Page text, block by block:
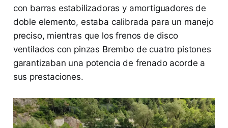
con barras estabilizadoras y amortiguadores de
doble elemento, estaba calibrada para un manejo
preciso, mientras que los frenos de disco
ventilados con pinzas Brembo de cuatro pistones
garantizaban una potencia de frenado acorde a
sus prestaciones.